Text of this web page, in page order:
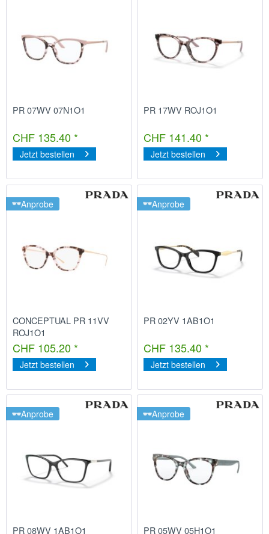
PR 07WV 07N1O1
CHF 135.40 *
Jetzt bestellen
PR 17WV ROJ1O1
CHF 141.40 *
Jetzt bestellen
Anprobe
CONCEPTUAL PR 11VV
ROJ1O1
CHF 105.20 *
Jetzt bestellen
Anprobe
PR 02YV 1AB1O1
CHF 135.40 *
Jetzt bestellen
Anprobe
PR 08WV 1AB1O1
Anprobe
PR 05WV 05H1O1